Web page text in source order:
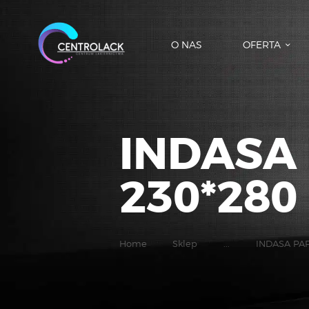
O NAS OFERTA
230*280
Home Sklep ... INDASA